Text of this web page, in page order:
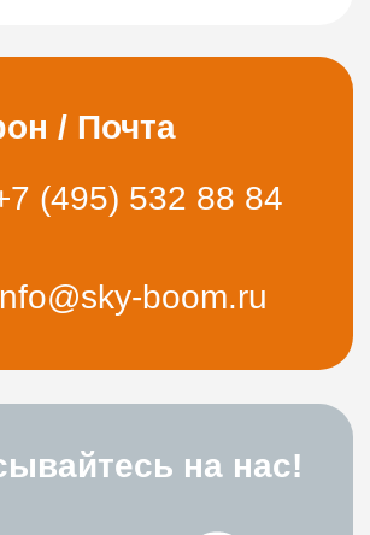
НАШ TELEGRAM